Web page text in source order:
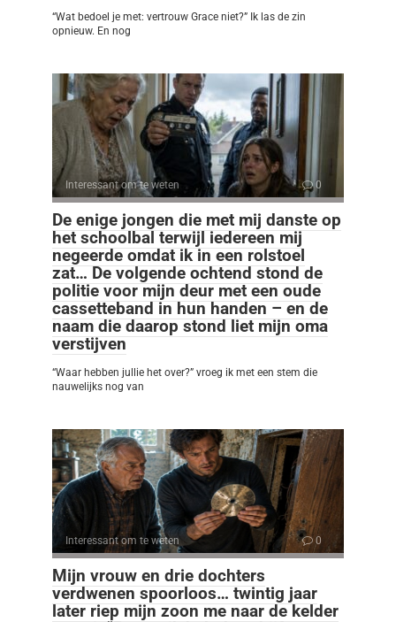
“Wat bedoel je met: vertrouw Grace niet?” Ik las de zin
opnieuw. En nog
Interessant om te weten 0
De enige jongen die met mij danste op
het schoolbal terwijl iedereen mij
negeerde omdat ik in een rolstoel
zat… De volgende ochtend stond de
politie voor mijn deur met een oude
cassetteband in hun handen – en de
naam die daarop stond liet mijn oma
verstijven
“Waar hebben jullie het over?” vroeg ik met een stem die
nauwelijks nog van
Interessant om te weten 0
Mijn vrouw en drie dochters
verdwenen spoorloos… twintig jaar
later riep mijn zoon me naar de kelder